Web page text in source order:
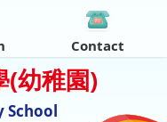
(幼稚園)
School
Contact